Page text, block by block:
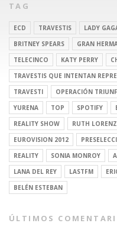
TAG
ECD TRAVESTIS LADY
BRITNEY SPEARS
GRAN
TELECINCO
KATY PERRY
TRAVESTIS QUE INTENTAN
TRAVESTI
OPERACIÓN
YURENA
TOP SPOTIFY
REALITY SHOW
RUTH
EUROVISION 2012
REALITY
SONIA MONROY
LANA DEL REY
LASTFM
BELÉN ESTEBAN
ÚLTIMOS